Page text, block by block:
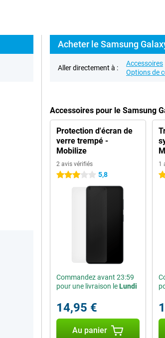
Acheter le Samsung
Aller directement à :
Accessoires
Options de
Accessoires pour le Samsung
Protection d'écran de
verre trempé -
Mobilize
2 avis vérifiés
3 étoiles 5,8
Commandez avant 23:59
pour une livraison leLundi
14,95 €
Au panier
1
5